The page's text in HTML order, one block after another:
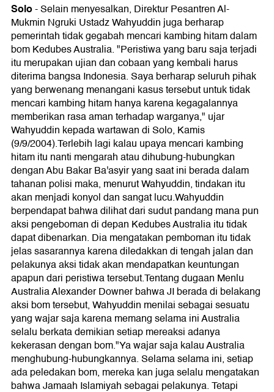
Solo-Selain menyesalkan, Direktur Pesantren Al-
Mukmin Ngruki Ustadz Wahyuddin juga berharap
pemerintah tidak gegabah mencari kambing hitam dalam
bom Kedubes Australia. "Peristiwa yang baru saja terjadi
itu merupakan ujian dan cobaan yang kembali harus
diterima bangsa Indonesia. Saya berharap seluruh pihak
yang berwenang menangani kasus tersebut untuk tidak
mencari kambing hitam hanya karena kegagalannya
memberikan rasa aman terhadap warganya," ujar
Wahyuddin kepada wartawan di Solo, Kamis
(9/9/2004).Terlebih lagi kalau upaya mencari kambing
hitam itu nanti mengarah atau dihubung-hubungkan
dengan Abu Bakar Ba'asyir yang saat ini berada dalam
tahanan polisi maka, menurut Wahyuddin, tindakan itu
akan menjadi konyol dan sangat lucu.Wahyuddin
berpendapat bahwa dilihat dari sudut pandang mana pun
aksi pengeboman di depan Kedubes Australia itu tidak
dapat dibenarkan. Dia mengatakan pemboman itu tidak
jelas sasarannya karena diledakkan di tengah jalan dan
pelakunya aksi tidak akan mendapatkan keuntungan
apapun dari peristiwa tersebut.Tentang dugaan Menlu
Australia Alexander Downer bahwa JI berada di belakang
aksi bom tersebut, Wahyuddin menilai sebagai sesuatu
yang wajar saja karena memang selama ini Australia
selalu berkata demikian setiap mereaksi adanya
kekerasan dengan bom."Ya wajar saja kalau Australia
menghubung-hubungkannya. Selama selama ini, setiap
ada peledakan bom, mereka kan juga selalu mengatakan
bahwa Jamaah Islamiyah sebagai pelakunya. Tetapi